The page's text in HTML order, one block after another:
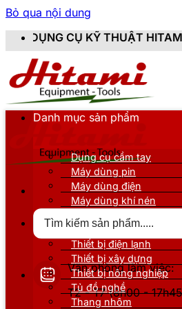
Bỏ qua nội dung
CỤ KỸ THUẬT HITAMI -
Văn phòng làm việc:
T2 - T7 (8h00 -
Danh mục sản phẩm
Dụng cụ cầm tay
Máy dùng pin
Máy dùng điện
Máy dùng khí nén
Thiết bị nâng đỡ
Thiết bị điện lạnh
Thiết bị xây dựng
Thiết bị nông nghiệp
Tủ đồ nghề
Thang nhôm